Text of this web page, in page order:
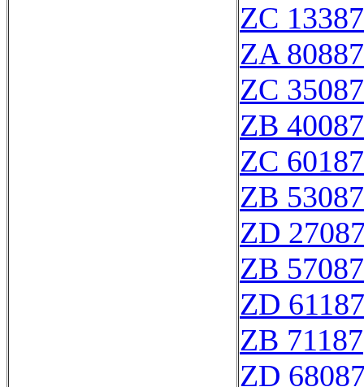
ZC 13387
ZA 80887
ZC 35087
ZB 40087
ZC 60187
ZB 53087
ZD
ZB 57087
ZD 61187
ZB 71187
ZD